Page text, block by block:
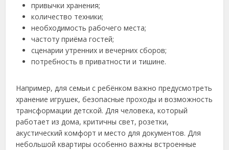
привычки хранения;
количество техники;
необходимость рабочего места;
частоту приёма гостей;
сценарии утренних и вечерних сборов;
потребность в приватности и тишине.
Например, для семьи с ребёнком важно предусмотреть
хранение игрушек, безопасные проходы и возможность
трансформации детской. Для человека, который
работает из дома, критичны свет, розетки,
акустический комфорт и место для документов. Для
небольшой квартиры особенно важны встроенные